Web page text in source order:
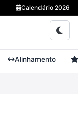
Calendário 2026
Alinhamento